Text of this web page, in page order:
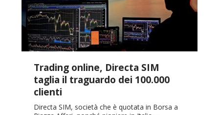
Trading online, Directa SIM
taglia il traguardo dei 100.000
clienti
Directa SIM, società che è quotata in Borsa a